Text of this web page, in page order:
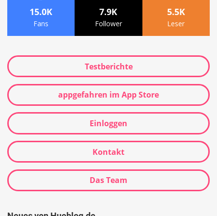
15.0K
Fans
7.9K
Follower
5.5K
Leser
Testberichte
appgefahren im App Store
Einloggen
Kontakt
Das Team